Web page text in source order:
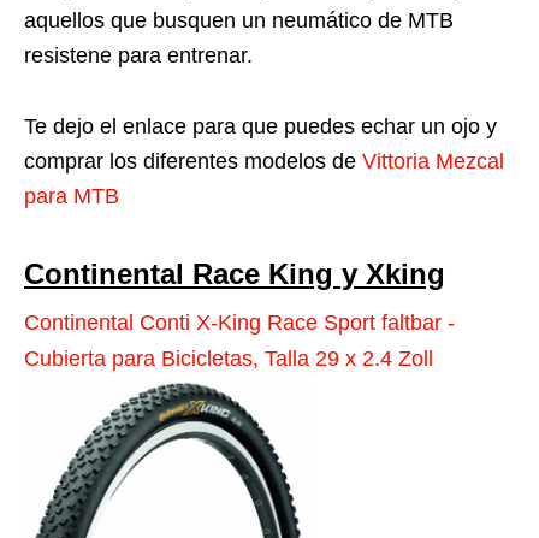
aquellos que busquen un neumático de MTB
resistene para entrenar.
Te dejo el enlace para que puedes echar un ojo y
comprar los diferentes modelos de Vittoria Mezcal
para MTB
Continental Race King y Xking
Continental Conti X-King Race Sport faltbar -
Cubierta para Bicicletas, Talla 29 x 2.4 Zoll